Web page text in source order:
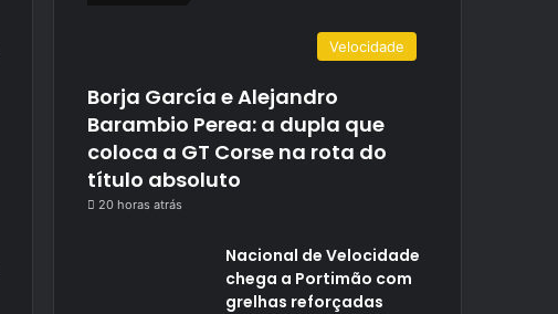
Velocidade
Borja García e Alejandro
Barambio Perea: a dupla que
coloca a GT Corse na rota do
título absoluto
20 horas atrás
Nacional de Velocidade
chega a Portimão com
grelhas reforçadas